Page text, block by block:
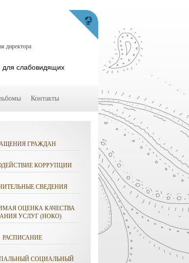
ГРАЖДАН
КОРРУПЦИИ
СВЕДЕНИЯ
ОЦЕНКА КАЧЕСТВА
УСЛУГ (НОКО)
РАСПИСАНИЕ
СОЦИАЛЬНЫЙ
директора
для слабовидящих
Контакты